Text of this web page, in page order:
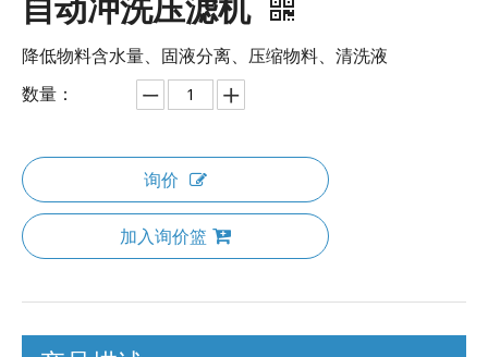
降低物料含水量、固液分离、压缩物料、清洗液
数量：
询价
加入询价篮